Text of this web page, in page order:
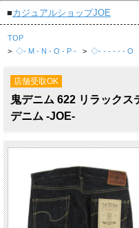
■カジュアルショップJOE
TOP
> ◇- M - N - O - P - > ◇- - - - - - O
店舗受取OK
鬼デニム 622 リラック
デニム -JOE-